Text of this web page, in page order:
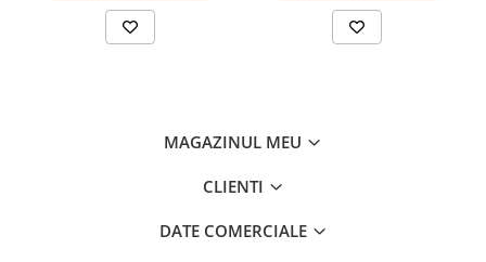
greutate: 1470 gr.
MAGAZINUL MEU
CLIENTI
DATE COMERCIALE